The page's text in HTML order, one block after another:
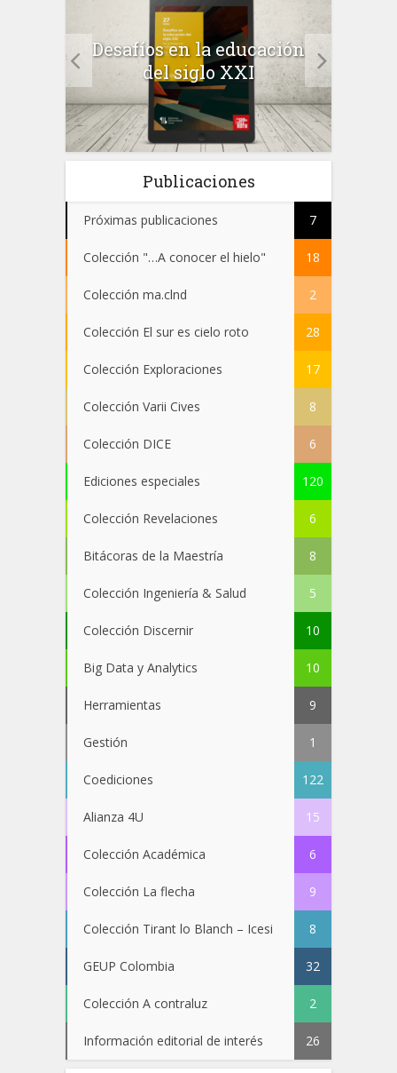
Desafíos en la educación
del siglo XXI
Publicaciones
Próximas publicaciones 7
Colección "…A conocer el hielo" 18
Colección ma.clnd 2
Colección El sur es cielo roto 28
Colección Exploraciones 17
Colección Varii Cives 8
Colección DICE 6
Ediciones especiales 120
Colección Revelaciones 6
Bitácoras de la Maestría 8
Colección Ingeniería & Salud 5
Colección Discernir 10
Big Data y Analytics 10
Herramientas 9
Gestión 1
Coediciones 122
Alianza 4U 15
Colección Académica 6
Colección La flecha 9
Colección Tirant lo Blanch – Icesi 8
GEUP Colombia 32
Colección A contraluz 2
Información editorial de interés 26